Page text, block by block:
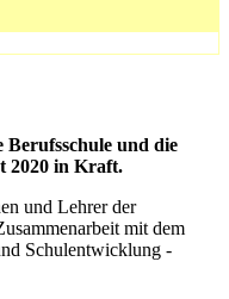
und die
2020 in Kraft.
und Lehrer der
mit dem
Schulentwicklung -